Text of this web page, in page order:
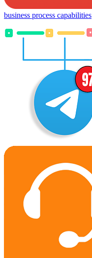
business process capabilities